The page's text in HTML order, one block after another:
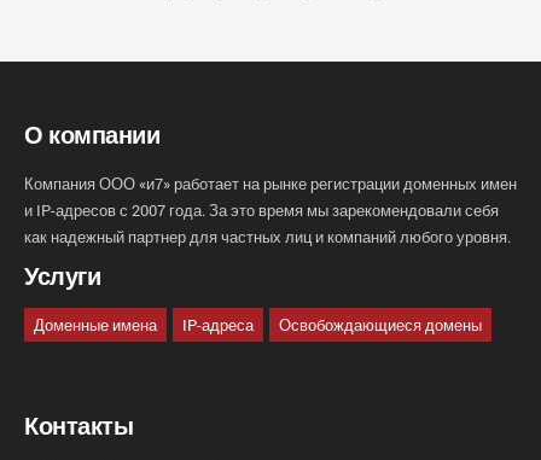
О компании
Компания ООО «и7» работает на рынке регистрации доменных имен
и IP-адресов с 2007 года. За это время мы зарекомендовали себя
как надежный партнер для частных лиц и компаний любого уровня.
Услуги
Доменные имена IP-адреса Освобождающиеся домены
Контакты